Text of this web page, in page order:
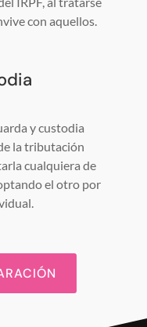
con aquellos.
y custodia
la tributación
cualquiera de
el otro por